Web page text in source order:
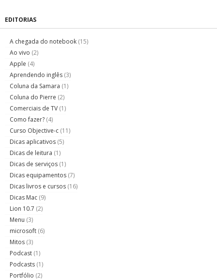
EDITORIAS
A chegada do notebook (15)
Ao vivo (2)
Apple (4)
Aprendendo inglês (3)
Coluna da Samara (1)
Coluna do Pierre (2)
Comerciais de TV (1)
Como fazer? (4)
Curso Objective-c (11)
Dicas aplicativos (5)
Dicas de leitura (1)
Dicas de serviços (1)
Dicas equipamentos (7)
Dicas livros e cursos (16)
Dicas Mac (9)
Lion 10.7 (2)
Menu (3)
microsoft (6)
Mitos (3)
Podcast (1)
Podcasts (1)
Portfólio (2)